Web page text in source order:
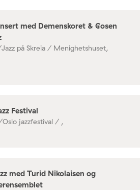
med Demenskoret & Gosen
Jazz på Skreia / Menighetshuset,
Festival
Oslo jazzfestival / ,
med Turid Nikolaisen og